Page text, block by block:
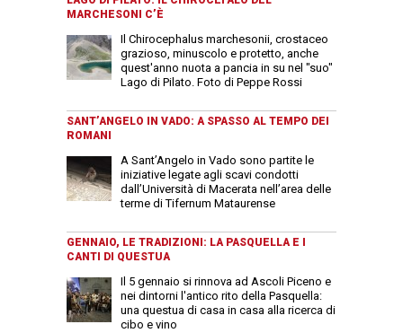
MARCHESONI C’È
Il Chirocephalus marchesonii, crostaceo
grazioso, minuscolo e protetto, anche
quest'anno nuota a pancia in su nel "suo"
Lago di Pilato. Foto di Peppe Rossi
SANT’ANGELO IN VADO: A SPASSO AL TEMPO DEI
ROMANI
A Sant’Angelo in Vado sono partite le
iniziative legate agli scavi condotti
dall’Università di Macerata nell’area delle
terme di Tifernum Mataurense
GENNAIO, LE TRADIZIONI: LA PASQUELLA E I
CANTI DI QUESTUA
Il 5 gennaio si rinnova ad Ascoli Piceno e
nei dintorni l'antico rito della Pasquella:
una questua di casa in casa alla ricerca di
cibo e vino